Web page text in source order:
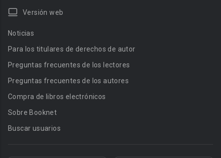
Versión web
Noticias
Para los titulares de derechos de autor
Preguntas frecuentes de los lectores
Preguntas frecuentes de los autores
Compra de libros electrónicos
Sobre Booknet
Buscar usuarios